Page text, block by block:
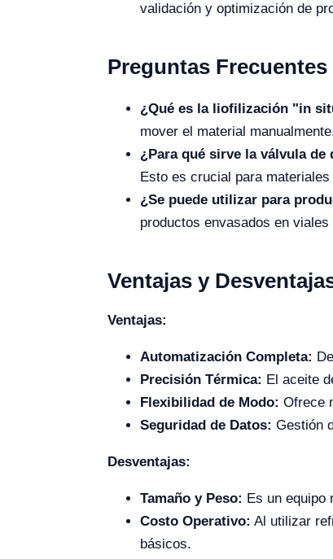
validación y optimización de
Preguntas Frecuentes
¿Qué es la liofilización "in
mover el material
¿Para qué sirve la válvula
Esto es crucial para
¿Se puede utilizar para
productos envasados en
Ventajas y
Ventajas:
Automatización Completa:
Precisión Térmica: El aceite
Flexibilidad de Modo: Ofrece
Seguridad de Datos: Gestión
Desventajas:
Tamaño y Peso: Es un equipo
Costo Operativo: Al utilizar
básicos.